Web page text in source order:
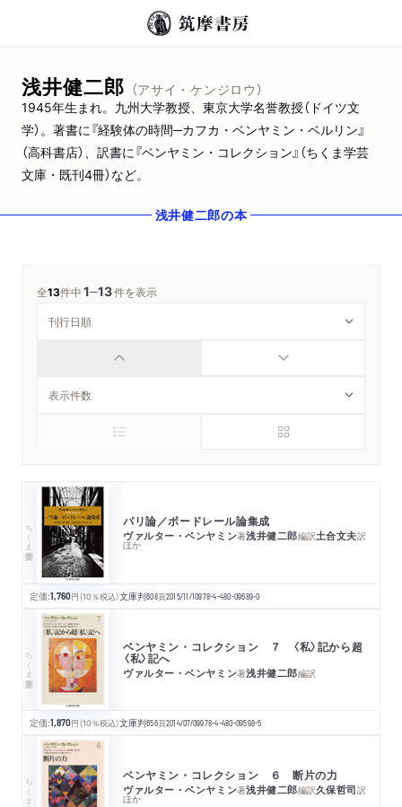
浅井健二郎 （アサイ・ケンジロウ）
1945年生まれ。九州大学教授、東京大学名誉教授（ドイツ文
学）。著書に『経験体の時間─カフカ・ベンヤミン・ベルリン』
（高科書店）、訳書に『ベンヤミン・コレクション』（ちくま学芸
文庫・既刊4冊）など。
浅井健二郎の本
全13件中1─13件を表示
ちくま学芸文庫 パリ論／ボードレール論集成
ヴァルター・ベンヤミン著浅井健二郎編訳土合文夫訳
ほか
定価:1,760円 （10％税込）文庫判608頁2015/11/10978-4-480-09689-0
ちくま学芸文庫 ベンヤミン・コレクション ７ 〈私〉記から超
〈私〉記へ
ヴァルター・ベンヤミン著浅井健二郎編訳
定価:1,870円 （10％税込）文庫判656頁2014/07/09978-4-480-09598-5
ちくま学芸文庫 ベンヤミン・コレクション ６ 断片の力
ヴァルター・ベンヤミン著浅井健二郎編訳久保哲司訳
ほか